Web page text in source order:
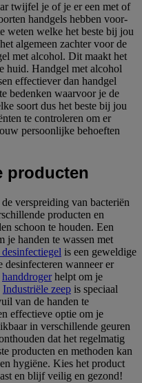
twijfel je of je er een met of
handgels hebben voor-
weten welke het beste bij jou
algemeen zachter voor de
met alcohol. Dit maakt het
huid. Handgel met alcohol
effectiever dan handgel
bedenken waarvoor je de
soort dus het beste bij jou
te controleren om er
persoonlijke behoeften
producten
verspreiding van bacteriën
producten en
schoon te houden. Een
je handen te wassen met
is een geweldige
desinfecteren wanneer er
handdrogerhelpt om je
Industriële zeep is speciaal
van de handen te
effectieve optie om je
in verschillende geuren
dat het regelmatig
producten en methoden kan
hygiëne. Kies het product
en blijf veilig en gezond!